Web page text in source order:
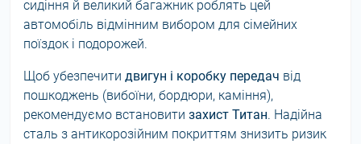
сидіння й великий багажник роблять цей
автомобіль відмінним вибором для сімейних
поїздок і подорожей.
Щоб убезпечити двигун і коробку передач від
пошкоджень (вибоїни, бордюри, каміння),
рекомендуємо встановити захист Титан. Надійна
сталь з антикорозійним покриттям знизить ризик